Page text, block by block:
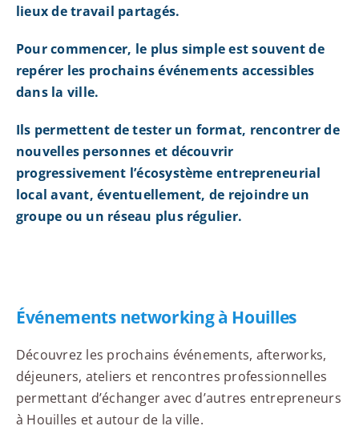
lieux de travail partagés.
Pour commencer, le plus simple est souvent de
repérer les prochains événements accessibles
dans la ville.
Ils permettent de tester un format, rencontrer de
nouvelles personnes et découvrir
progressivement l’écosystème entrepreneurial
local avant, éventuellement, de rejoindre un
groupe ou un réseau plus régulier.
Événements networking à Houilles
Découvrez les prochains événements, afterworks,
déjeuners, ateliers et rencontres professionnelles
permettant d’échanger avec d’autres entrepreneurs
à Houilles et autour de la ville.